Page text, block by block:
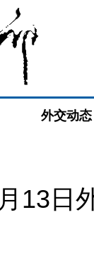
外交动态
13日